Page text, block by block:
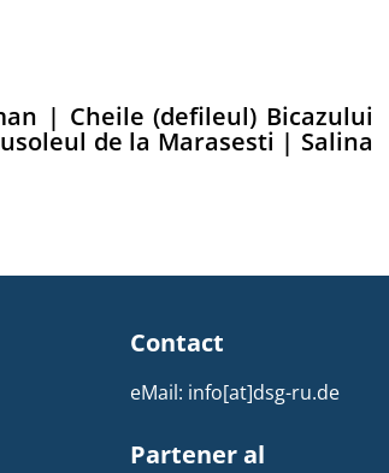
| Cheile (defileul) Bicazului
de la Marasesti | Salina
Contact
eMail: info[at]dsg-ru.de
Partener al